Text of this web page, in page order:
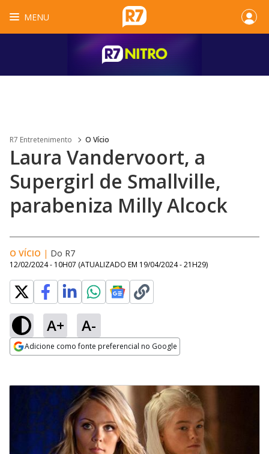
MENU
R7 Entretenimento O Vício
Laura Vandervoort, a
Supergirl de Smallville,
parabeniza Milly Alcock
O VÍCIO | Do R7
12/02/2024 - 10H07 (ATUALIZADO EM 19/04/2024 - 21H29)
A+ A-
Adicione como fonte preferencial no Google